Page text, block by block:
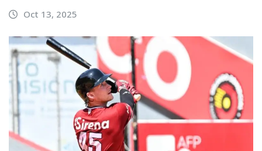
Oct 13, 2025